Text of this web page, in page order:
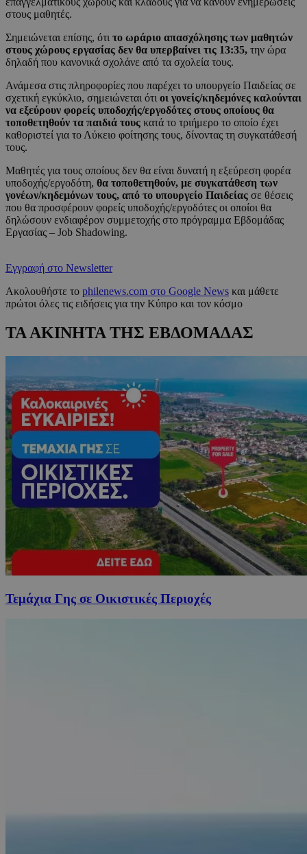
στους μαθητές.
Σημειώνεται επίσης, ότι το ωράριο απασχόλησης των μαθητών
στους χώρους εργασίας δεν θα υπερβαίνει τις 13:35, την ώρα
δηλαδή που κανονικά σχολάνε από τα σχολεία τους.
Ανάμεσα στις πληροφορίες που παρέχει το υπουργείο Παιδείας σε
σχετική εγκύκλιο, σημειώνεται ότι οι γονείς/κηδεμόνες καλούνται
να εξεύρουν φορείς υποδοχής/εργοδότες στους οποίους θα
τοποθετηθούν τα παιδιά τους κατά το τριήμερο το οποίο έχει
καθοριστεί για το Λύκειο φοίτησης τους, δίνοντας τη συγκατάθεσή
τους.
Μαθητές για τους οποίους δεν θα είναι δυνατή η εξεύρεση φορέα
υποδοχής/εργοδότη, θα τοποθετηθούν, με συγκατάθεση των
γονέων/κηδεμόνων τους, από το υπουργείο Παιδείας σε θέσεις
που θα προσφέρουν φορείς υποδοχής/εργοδότες οι οποίοι θα
δηλώσουν ενδιαφέρον συμμετοχής στο πρόγραμμα Εβδομάδας
Εργασίας – Job Shadowing.
Εγγραφή στο Newsletter
Ακολουθήστε το philenews.com στο Google News και μάθετε
πρώτοι όλες τις ειδήσεις για την Κύπρο και τον κόσμο
ΤΑ ΑΚΙΝΗΤΑ ΤΗΣ ΕΒΔΟΜΑΔΑΣ
Τεμάχια Γης σε Οικιστικές Περιοχές